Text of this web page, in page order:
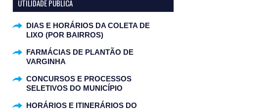
UTILIDADE PÚBLICA
DIAS E HORÁRIOS DA COLETA DE
LIXO (POR BAIRROS)
FARMÁCIAS DE PLANTÃO DE
VARGINHA
CONCURSOS E PROCESSOS
SELETIVOS DO MUNICÍPIO
HORÁRIOS E ITINERÁRIOS DO